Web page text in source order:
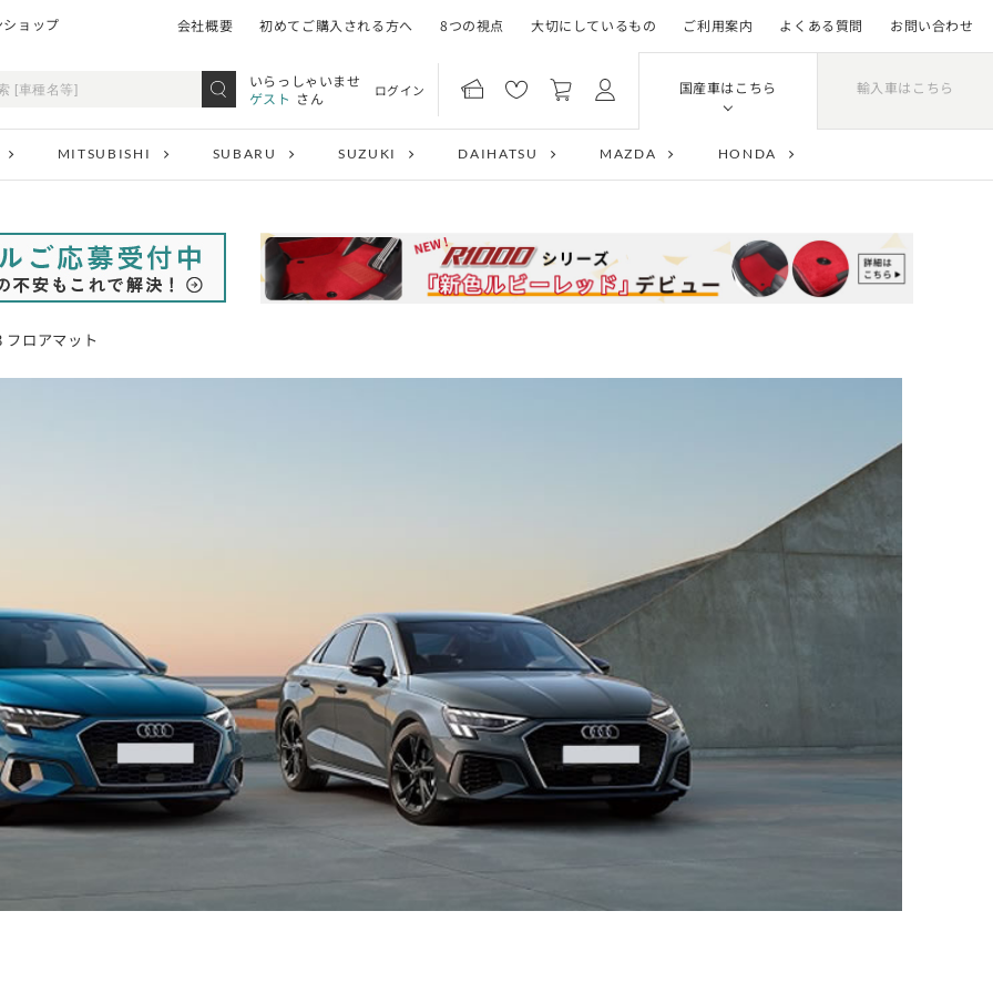
ョップ 会社概要 初めてご購入される方へ 8つの視点 大切にしているもの ご利用案内 よくある質問 お問い合わせ
いらっしゃいませ
ゲスト さん ログイン 国産車はこちら 輸入車はこちら
MITSUBISHI SUBARU SUZUKI DAIHATSU MAZDA HONDA
フロアマット